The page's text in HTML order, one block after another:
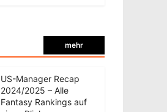
mehr
US-Manager Recap
2024/2025 – Alle
Fantasy Rankings auf